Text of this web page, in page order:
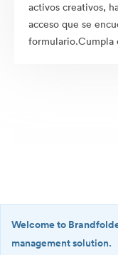
activos creativos,
acceso que se
formulario.Cumpla
Welcome to
management solution.